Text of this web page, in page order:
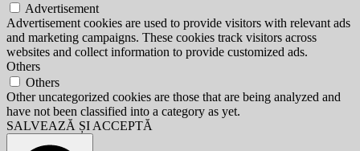
Advertisement
Advertisement cookies are used to provide visitors with relevant ads
and marketing campaigns. These cookies track visitors across
websites and collect information to provide customized ads.
Others
Others
Other uncategorized cookies are those that are being analyzed and
have not been classified into a category as yet.
SALVEAZĂ ȘI ACCEPTĂ